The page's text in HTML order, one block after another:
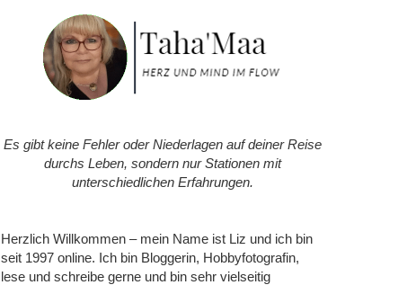
Es gibt keine Fehler oder Niederlagen auf deiner Reise
durchs Leben, sondern nur Stationen mit
unterschiedlichen Erfahrungen.
Herzlich Willkommen – mein Name ist Liz und ich bin
seit 1997 online. Ich bin Bloggerin, Hobbyfotografin,
lese und schreibe gerne und bin sehr vielseitig